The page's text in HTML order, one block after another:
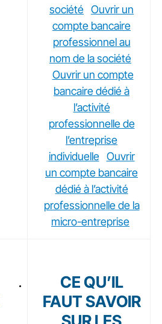
société Ouvrir un
compte bancaire
professionnel au
nom de la société
Ouvrir un compte
bancaire dédié à
l’activité
professionnelle de
l’entreprise
individuelle Ouvrir
un compte bancaire
dédié à l’activité
professionnelle de la
micro-entreprise
CE QU’IL
FAUT SAVOIR